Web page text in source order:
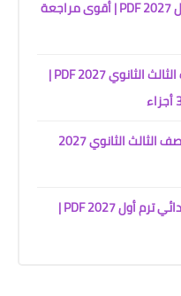
مذكرة نحو أولى إعدادي ترم أول 2027 PDF | أقوى مراجعة
تحميل كتاب خارجي أحياء الصف الثالث الثانوي 2027 PDF |
تحميل أفضل ملخص إنجليزي للصف الثالث الثانوي 2027
تحميل مذكرة عربي خامسة ابتدائي ترم أول 2027 PDF |